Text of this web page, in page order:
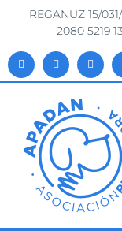
Saltar
contenido
REGANUZ 15/
2080 5219